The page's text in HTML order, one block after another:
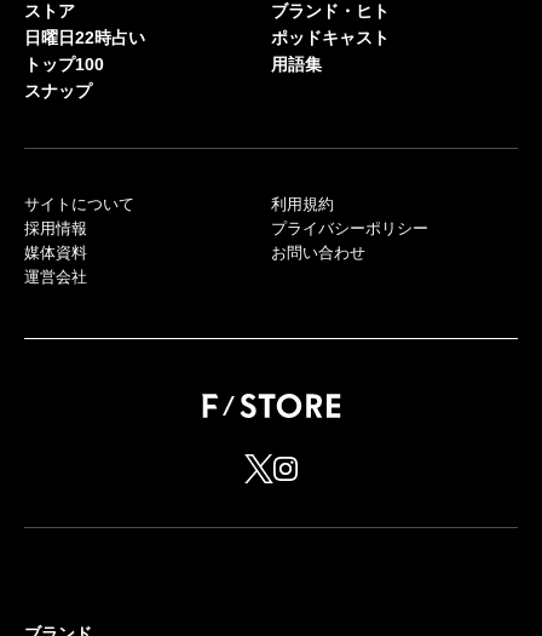
ストア
日曜日22時占い
トップ100
スナップ
ブランド・ヒト
ポッドキャスト
用語集
サイトについて
採用情報
媒体資料
運営会社
利用規約
プライバシーポリシー
お問い合わせ